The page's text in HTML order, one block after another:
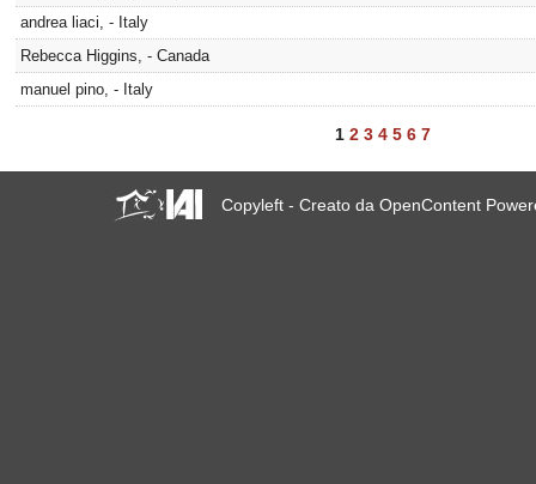
andrea liaci, - Italy
Rebecca Higgins, - Canada
manuel pino, - Italy
1 2 3 4 5 6 7
Copyleft - Creato da OpenContent